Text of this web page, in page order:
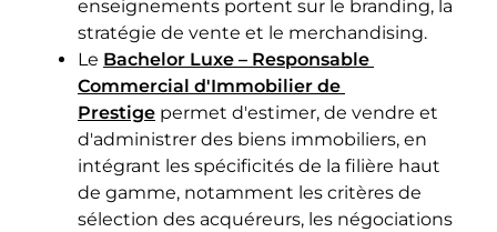
enseignements portent sur le branding, la
stratégie de vente et le merchandising.
Le Bachelor Luxe – Responsable
Commercial d'Immobilier de
Prestige permet d'estimer, de vendre et
d'administrer des biens immobiliers, en
intégrant les spécificités de la filière haut
de gamme, notamment les critères de
sélection des acquéreurs, les négociations